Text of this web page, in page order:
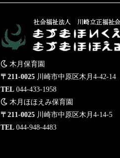
木月保育園
〒211-0025 川崎市中原区木月4-42-14
TEL 044-433-1958
木月ほほえみ保育園
〒211-0025 川崎市中原区木月4-14-5
TEL 044-948-4483